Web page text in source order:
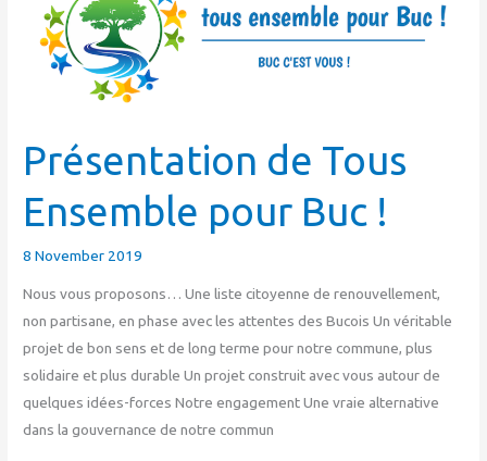
Présentation de Tous
Ensemble pour Buc !
8 November 2019
Nous vous proposons… Une liste citoyenne de renouvellement,
non partisane, en phase avec les attentes des Bucois Un véritable
projet de bon sens et de long terme pour notre commune, plus
solidaire et plus durable Un projet construit avec vous autour de
quelques idées-forces Notre engagement Une vraie alternative
dans la gouvernance de notre commun
Tous
Ensemble
pour